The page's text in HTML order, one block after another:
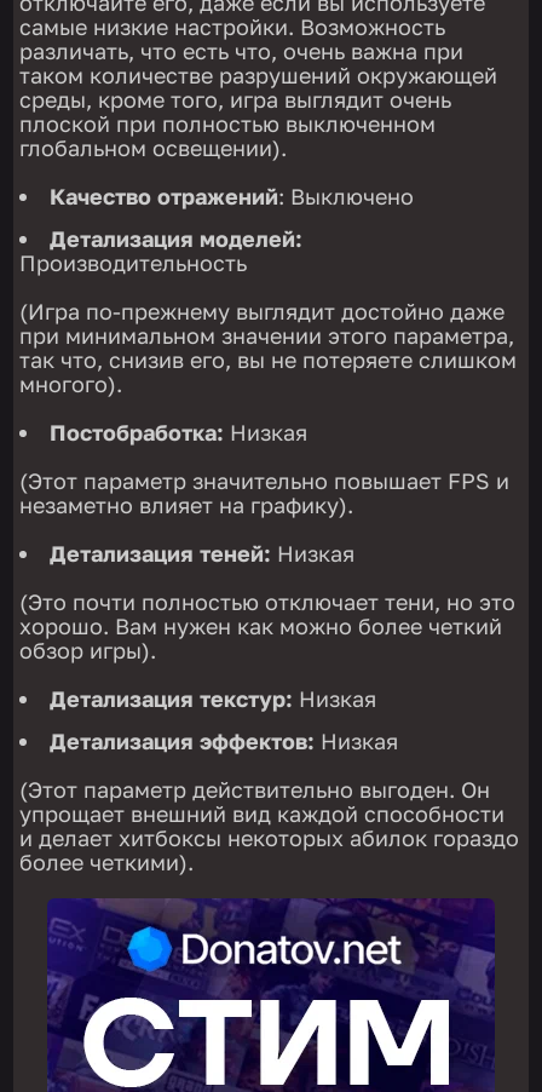
самые низкие настройки. Возможность
различать, что есть что, очень важна при
таком количестве разрушений окружающей
среды, кроме того, игра выглядит очень
плоской при полностью выключенном
глобальном освещении).
Качество отражений: Выключено
Детализация моделей:
Производительность
(Игра по-прежнему выглядит достойно даже
при минимальном значении этого параметра,
так что, снизив его, вы не потеряете слишком
многого).
Постобработка: Низкая
(Этот параметр значительно повышает FPS и
незаметно влияет на графику).
Детализация теней: Низкая
(Это почти полностью отключает тени, но это
хорошо. Вам нужен как можно более четкий
обзор игры).
Детализация текстур: Низкая
Детализация эффектов: Низкая
(Этот параметр действительно выгоден. Он
упрощает внешний вид каждой способности
и делает хитбоксы некоторых абилок гораздо
более четкими).